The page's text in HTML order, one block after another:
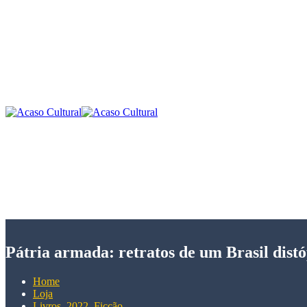
Pátria armada: retratos de um Brasil
Home
Loja